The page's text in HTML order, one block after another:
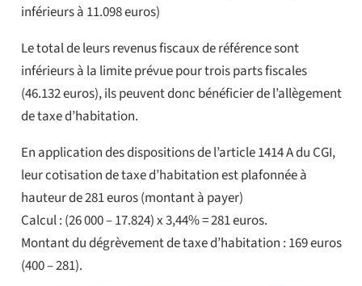
inférieurs à 11.098 euros)
Le total de leurs revenus fiscaux de référence sont
inférieurs à la limite prévue pour trois parts fiscales
(46.132 euros), ils peuvent donc bénéficier de l’allègement
de taxe d’habitation.
En application des dispositions de l’article 1414 A du CGI,
leur cotisation de taxe d’habitation est plafonnée à
hauteur de 281 euros (montant à payer)
Calcul : (26 000 – 17.824) x 3,44% = 281 euros.
Montant du dégrèvement de taxe d’habitation : 169 euros
(400 – 281).